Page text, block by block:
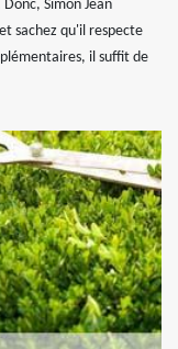
Simon Jean
sachez qu'il respecte
il suffit de